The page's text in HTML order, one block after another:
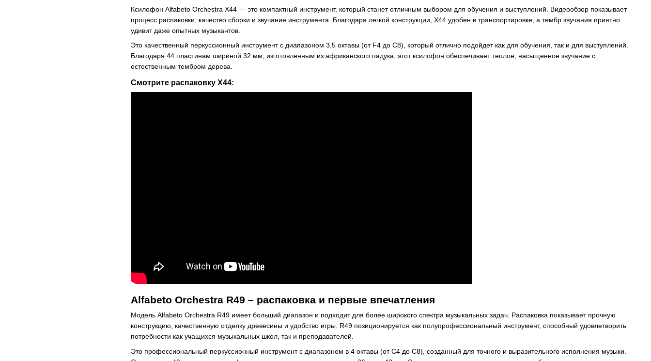
Ксилофон Alfabeto Orchestra X44 — это компактный инструмент, который станет отличным выбором для обучения и выступлений. Видеообзор показывает
процесс распаковки, качество сборки и звучание инструмента. Благодаря легкой конструкции, X44 удобен в транспортировке, а тембр звучания приятно
удивит даже опытных музыкантов.
Это качественный перкуссионный инструмент с диапазоном 3,5 октавы (от F4 до C8), который отлично подойдет как для обучения, так и для выступлений.
Благодаря 44 пластинам шириной 32 мм, изготовленным из африканского падука, этот ксилофон обеспечивает теплое, насыщенное звучание с
естественным тембром дерева.
Смотрите распаковку X44:
Alfabeto Orchestra R49 – распаковка и первые впечатления
Модель Alfabeto Orchestra R49 имеет больший диапазон и подходит для более широкого спектра музыкальных задач. Распаковка показывает прочную
конструкцию, качественную отделку древесины и удобство игры. R49 позиционируется как полупрофессиональный инструмент, способный удовлетворить
потребности как учащихся музыкальных школ, так и преподавателей.
Это профессиональный перкуссионный инструмент с диапазоном в 4 октавы (от C4 до C8), созданный для точного и выразительного исполнения музыки.